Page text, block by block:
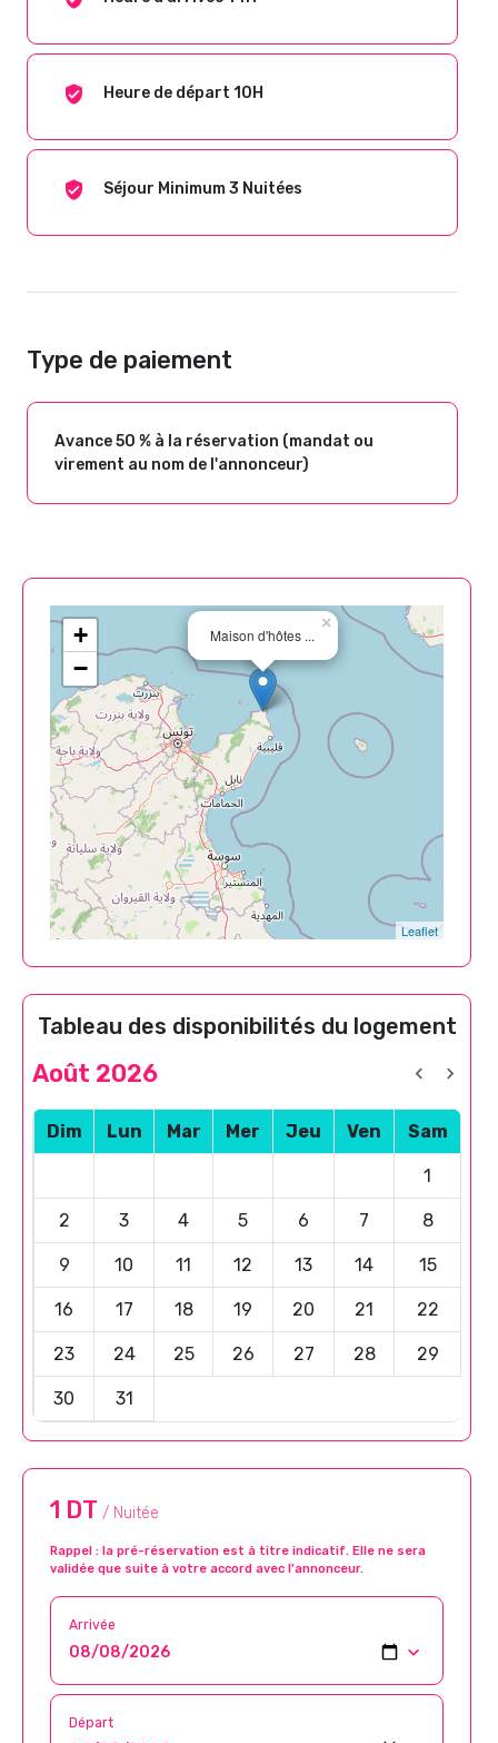
Heure de départ 10H
Séjour Minimum 3 Nuitées
Type de paiement
Avance 50 % à la réservation (mandat ou
virement au nom de l'annonceur)
Maison d'hôtes ...
×
+
−
Leaflet
Tableau des disponibilités du logement
Août 2026
Dim Lun Mar Mer Jeu Ven Sam
1
2 3 4 5 6 7 8
9 10 11 12 13 14 15
16 17 18 19 20 21 22
23 24 25 26 27 28 29
30 31
1 DT / Nuitée
Rappel : la pré-réservation est à titre indicatif. Elle ne sera
validée que suite à votre accord avec l’annonceur.
Arrivée
Départ